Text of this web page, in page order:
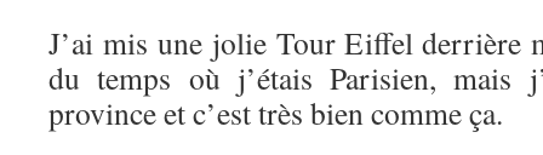
J’ai mis une jolie Tour Eiffel derrière
du temps où j’étais Parisien, mais
province et c’est très bien comme ça.